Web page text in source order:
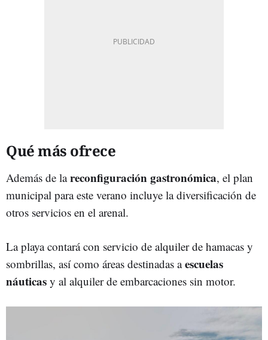
Qué más ofrece
Además de lareconfiguración gastronómica, el plan
municipal para este verano incluye la diversificación de
otros servicios en el arenal.
La playa contará con servicio de alquiler de hamacas y
sombrillas, así como áreas destinadas aescuelas
náuticas y al alquiler de embarcaciones sin motor.